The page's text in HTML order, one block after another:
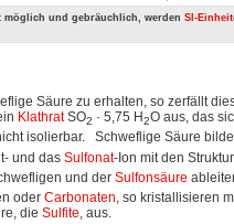
möglich und gebräuchlich, werden SI-
Säure zu erhalten, so zerfällt
KlathratSO2 · 5,75 H2O aus, das
isolierbar. Schweflige Säure
und das Sulfonat-Ion mit den
und der Sulfonsäure
oder Carbonaten, so kristallisieren
die Sulfite, aus.